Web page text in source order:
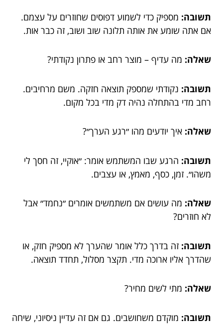
תשובה: מספיק כדי לשמוע דפוסים שחוזרים על עצמם.
אם אתה שומע את אותה תלונה שוב ושוב, זה כבר אות.
שאלה: מה עדיף – מוצר רחב או פתרון נקודתי?
תשובה: נקודתי שמספק תוצאה חזקה. משם מרחיבים.
רחב מדי בהתחלה נהיה דק מדי בכל מקום.
שאלה: איך יודעים מהו ״רגע הערך״?
תשובה: הרגע שבו המשתמש אומר: ״אוקיי, זה חסך לי
משהו״. זמן, כסף, מאמץ, או עצבים.
שאלה: מה עושים אם משתמשים אומרים ״נחמד״ אבל
לא חוזרים?
תשובה: זה בדרך כלל אומר שהערך לא מספיק חזק, או
שהדרך אליו ארוכה מדי. תקצר מסלול, תחדד תוצאה.
שאלה: מתי לשים מחיר?
תשובה: מוקדם משחושבים. גם אם זה עדיין ניסיוני, שיחה